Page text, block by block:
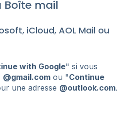
Boîte mail
iCloud, AOL Mail ou
with Google" si vous
@gmail.com ou "Continue
une adresse @outlook.com.